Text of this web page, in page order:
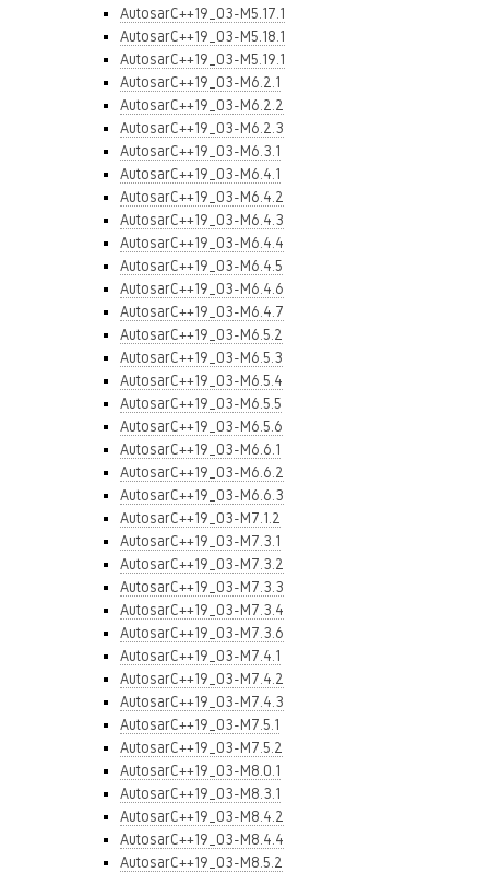
AutosarC++19_03-M5.17.1
AutosarC++19_03-M5.18.1
AutosarC++19_03-M5.19.1
AutosarC++19_03-M6.2.1
AutosarC++19_03-M6.2.2
AutosarC++19_03-M6.2.3
AutosarC++19_03-M6.3.1
AutosarC++19_03-M6.4.1
AutosarC++19_03-M6.4.2
AutosarC++19_03-M6.4.3
AutosarC++19_03-M6.4.4
AutosarC++19_03-M6.4.5
AutosarC++19_03-M6.4.6
AutosarC++19_03-M6.4.7
AutosarC++19_03-M6.5.2
AutosarC++19_03-M6.5.3
AutosarC++19_03-M6.5.4
AutosarC++19_03-M6.5.5
AutosarC++19_03-M6.5.6
AutosarC++19_03-M6.6.1
AutosarC++19_03-M6.6.2
AutosarC++19_03-M6.6.3
AutosarC++19_03-M7.1.2
AutosarC++19_03-M7.3.1
AutosarC++19_03-M7.3.2
AutosarC++19_03-M7.3.3
AutosarC++19_03-M7.3.4
AutosarC++19_03-M7.3.6
AutosarC++19_03-M7.4.1
AutosarC++19_03-M7.4.2
AutosarC++19_03-M7.4.3
AutosarC++19_03-M7.5.1
AutosarC++19_03-M7.5.2
AutosarC++19_03-M8.0.1
AutosarC++19_03-M8.3.1
AutosarC++19_03-M8.4.2
AutosarC++19_03-M8.4.4
AutosarC++19_03-M8.5.2